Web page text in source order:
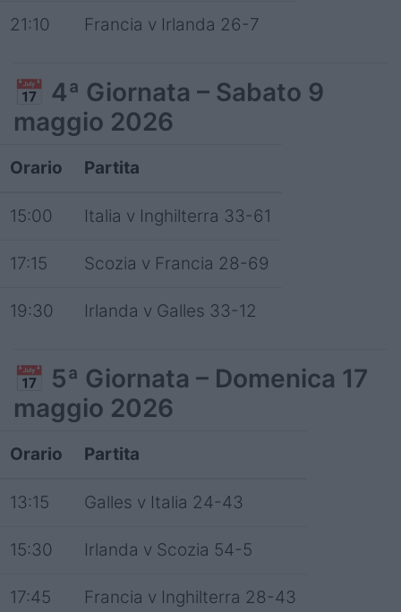
21:10 Francia v Irlanda 26-7
📅 4ª Giornata – Sabato 9
maggio 2026
Orario Partita
15:00 Italia v Inghilterra 33-61
17:15 Scozia v Francia 28-69
19:30 Irlanda v Galles 33-12
📅 5ª Giornata – Domenica 17
maggio 2026
Orario Partita
13:15 Galles v Italia 24-43
15:30 Irlanda v Scozia 54-5
17:45 Francia v Inghilterra 28-43